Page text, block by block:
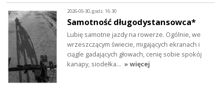
2026-05-30, godz. 16:30
Samotność długodystansowca*
Lubię samotne jazdy na rowerze. Ogólnie, we
wrzeszczącym świecie, migających ekranach i
ciągle gadających głowach, cenię sobie spokój
kanapy, siodełka… » więcej